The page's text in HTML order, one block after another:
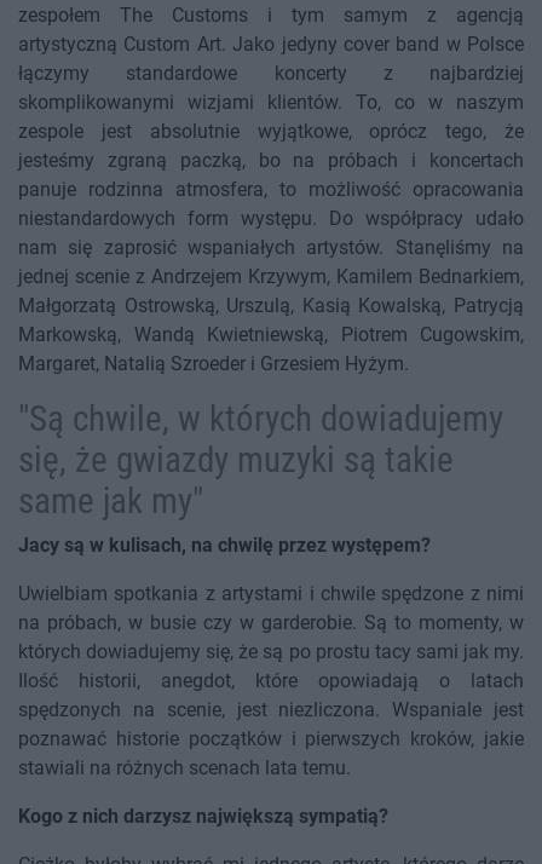
zespołem The Customs i tym samym z agencją
artystyczną Custom Art. Jako jedyny cover band w Polsce
łączymy standardowe koncerty z najbardziej
skomplikowanymi wizjami klientów. To, co w naszym
zespole jest absolutnie wyjątkowe, oprócz tego, że
jesteśmy zgraną paczką, bo na próbach i koncertach
panuje rodzinna atmosfera, to możliwość opracowania
niestandardowych form występu. Do współpracy udało
nam się zaprosić wspaniałych artystów. Stanęliśmy na
jednej scenie z Andrzejem Krzywym, Kamilem Bednarkiem,
Małgorzatą Ostrowską, Urszulą, Kasią Kowalską, Patrycją
Markowską, Wandą Kwietniewską, Piotrem Cugowskim,
Margaret, Natalią Szroeder i Grzesiem Hyżym.
"Są chwile, w których dowiadujemy
się, że gwiazdy muzyki są takie
same jak my"
Jacy są w kulisach, na chwilę przez występem?
Uwielbiam spotkania z artystami i chwile spędzone z nimi
na próbach, w busie czy w garderobie. Są to momenty, w
których dowiadujemy się, że są po prostu tacy sami jak my.
Ilość historii, anegdot, które opowiadają o latach
spędzonych na scenie, jest niezliczona. Wspaniale jest
poznawać historie początków i pierwszych kroków, jakie
stawiali na różnych scenach lata temu.
Kogo z nich darzysz największą sympatią?